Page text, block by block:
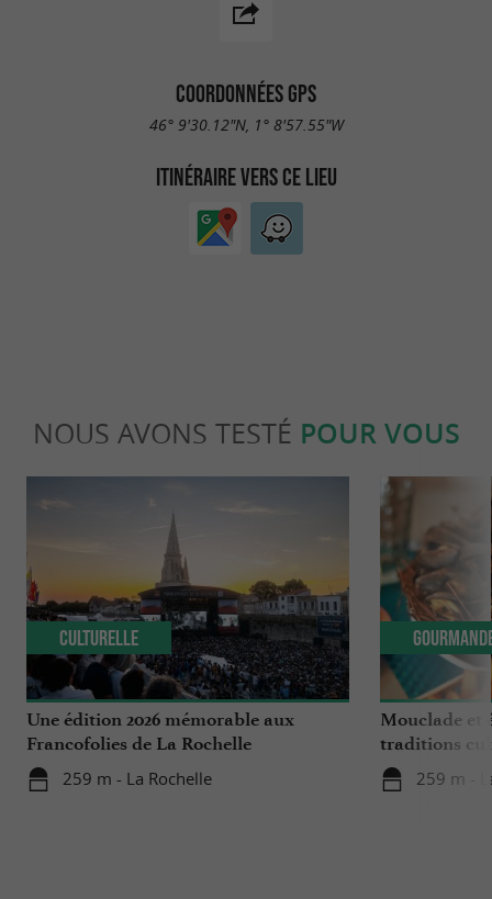
COORDONNÉES GPS
46° 9'30.12"N, 1° 8'57.55"W
ITINÉRAIRE VERS CE LIEU
NOUS AVONS TESTÉ POUR VOUS
Une édition 2026 mémorable aux
Francofolies de La Rochelle
259 m - La Rochelle
Culturelle
Mouclade et
traditions
en
259 m -